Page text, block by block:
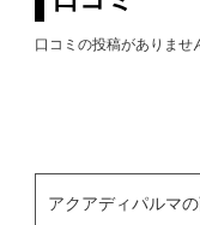
口コミの投稿がありませ
アクアディパルマ